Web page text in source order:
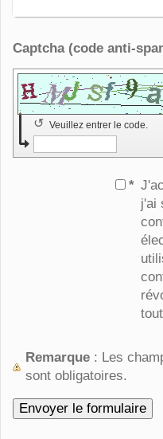
Veuillez entrer le code.
↺
*
j'ai
Remarque : Les
sont obligatoires.